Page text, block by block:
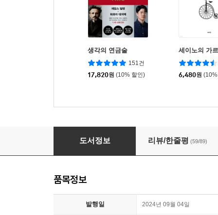
생각의 연금술
151건
17,820원 (10% 할인)
세이노의 가
6,480원
돈 공부를 시작하고 인생의 불안이 사라졌다
도서정보 리뷰/한줄평 (59/89)
품목정보
발행일 2024년 09월 04일